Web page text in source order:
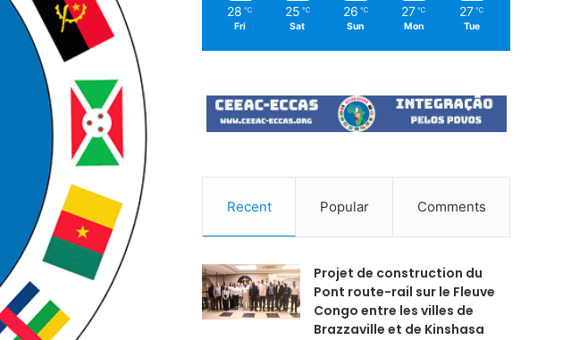
28 ℃
Fri
25 ℃
Sat
26 ℃
Sun
27 ℃
Mon
27 ℃
Tue
Recent Popular Comments
Projet de construction du
Pont route-rail sur le Fleuve
Congo entre les villes de
Brazzaville et de Kinshasa